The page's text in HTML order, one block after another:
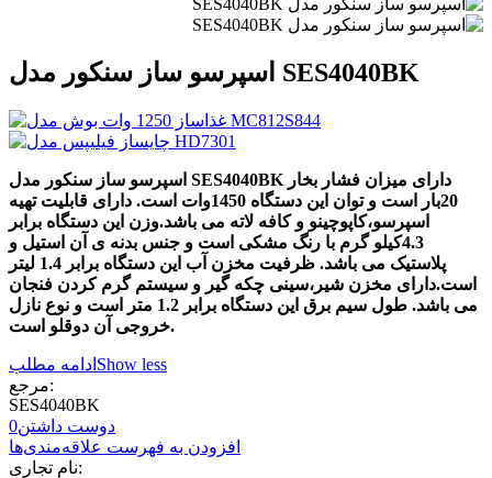
اسپرسو ساز سنکور مدل SES4040BK
اسپرسو ساز سنکور مدل SES4040BK دارای میزان فشار بخار
20بار است و توان این دستگاه 1450وات است. دارای قابلیت تهیه
اسپرسو،کاپوچینو و کافه لاته می باشد.وزن این دستگاه برابر
4.3کیلو گرم با رنگ مشکی است و جنس بدنه ی آن استیل و
پلاستیک می باشد. ظرفیت مخزن آب این دستگاه برابر 1.4 لیتر
است.دارای مخزن شیر،سینی چکه گیر و سیستم گرم کردن فنجان
می باشد. طول سیم برق این دستگاه برابر 1.2 متر است و نوع نازل
خروجی آن دوقلو است.
ادامه مطلب Show less
مرجع:
SES4040BK
دوست داشتن0
افزودن به فهرست علاقه‌مندی‌ها
نام تجاری: